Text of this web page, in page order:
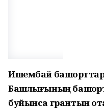
Ишембай
Башлығының башҡорт
буйынса грантын